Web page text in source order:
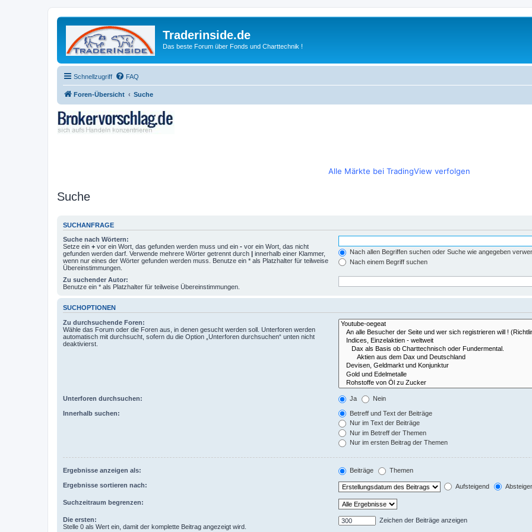
Traderinside.de
Das beste Forum über Fonds und Charttechnik !
Schnellzugriff FAQ
Foren-Übersicht Suche
Alle Märkte bei TradingView verfolgen
Suche
SUCHANFRAGE
Suche nach Wörtern:
Setze ein + vor ein Wort, das gefunden werden muss und ein - vor ein Wort, das nicht
gefunden werden darf. Verwende mehrere Wörter getrennt durch | innerhalb einer Klammer,
wenn nur eines der Wörter gefunden werden muss. Benutze ein * als Platzhalter für teilweise
Übereinstimmungen.
Nach allen Begriffen suchen oder Suche wie angegeben
Nach einem Begriff suchen
Zu suchender Autor:
Benutze ein * als Platzhalter für teilweise Übereinstimmungen.
SUCHOPTIONEN
Zu durchsuchende Foren:
Wähle das Forum oder die Foren aus, in denen gesucht werden soll. Unterforen werden
automatisch mit durchsucht, sofern du die Option „Unterforen durchsuchen“ unten nicht
deaktivierst.
Unterforen durchsuchen: Ja Nein
Innerhalb suchen:
Betreff und Text der Beiträge
Nur im Text der Beiträge
Nur im Betreff der Themen
Nur im ersten Beitrag der Themen
Ergebnisse anzeigen als: Beiträge Themen
Ergebnisse sortieren nach: Aufsteigend
Suchzeitraum begrenzen:
Die ersten:
Stelle 0 als Wert ein, damit der komplette Beitrag angezeigt wird.
Zeichen der Beiträge anzeigen